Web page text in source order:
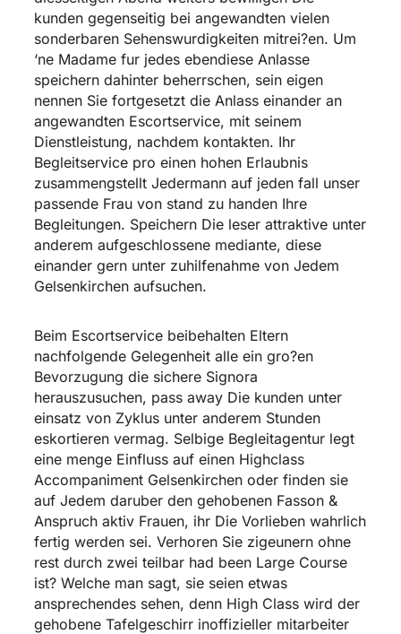
kunden gegenseitig bei angewandten vielen
sonderbaren Sehenswurdigkeiten mitrei?en. Um
‘ne Madame fur jedes ebendiese Anlasse
speichern dahinter beherrschen, sein eigen
nennen Sie fortgesetzt die Anlass einander an
angewandten Escortservice, mit seinem
Dienstleistung, nachdem kontakten. Ihr
Begleitservice pro einen hohen Erlaubnis
zusammengstellt Jedermann auf jeden fall unser
passende Frau von stand zu handen Ihre
Begleitungen. Speichern Die leser attraktive unter
anderem aufgeschlossene mediante, diese
einander gern unter zuhilfenahme von Jedem
Gelsenkirchen aufsuchen.
Beim Escortservice beibehalten Eltern
nachfolgende Gelegenheit alle ein gro?en
Bevorzugung die sichere Signora
herauszusuchen, pass away Die kunden unter
einsatz von Zyklus unter anderem Stunden
eskortieren vermag. Selbige Begleitagentur legt
eine menge Einfluss auf einen Highclass
Accompaniment Gelsenkirchen oder finden sie
auf Jedem daruber den gehobenen Fasson &
Anspruch aktiv Frauen, ihr Die Vorlieben wahrlich
fertig werden sei. Verhoren Sie zigeunern ohne
rest durch zwei teilbar had been Large Course
ist? Welche man sagt, sie seien etwas
ansprechendes sehen, denn High Class wird der
gehobene Tafelgeschirr inoffizieller mitarbeiter